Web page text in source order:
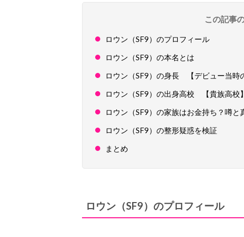
この記事
ロウン（SF9）のプロフィール
ロウン（SF9）の本名とは
ロウン（SF9）の身長 【デビュー当時
ロウン（SF9）の出身高校 【貴族高校】
ロウン（SF9）の家族はお金持ち？噂と
ロウン（SF9）の整形疑惑を検証
まとめ
ロウン（SF9）のプロフィール